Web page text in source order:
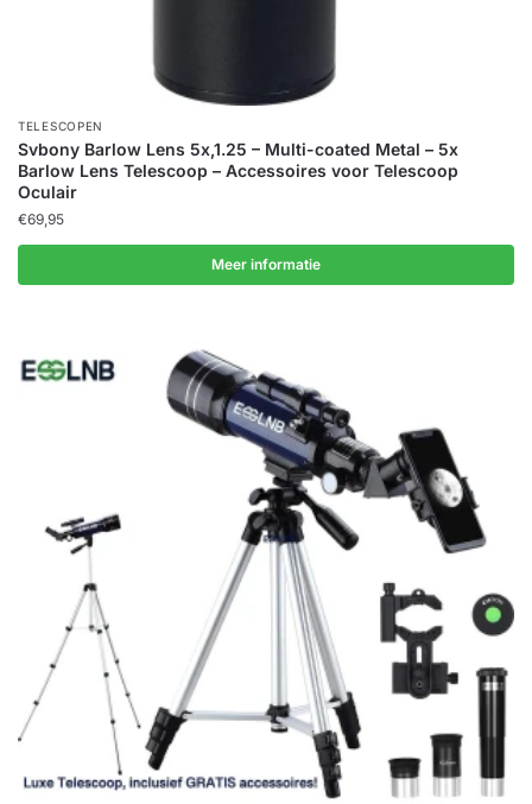
TELESCOPEN
Svbony Barlow Lens 5x,1.25 – Multi-coated Metal – 5x
Barlow Lens Telescoop – Accessoires voor Telescoop
Oculair
€69,95
Meer informatie